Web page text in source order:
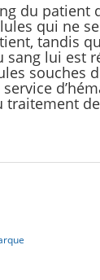
du patient
qui ne
tandis
sang lui est
souches
traitement